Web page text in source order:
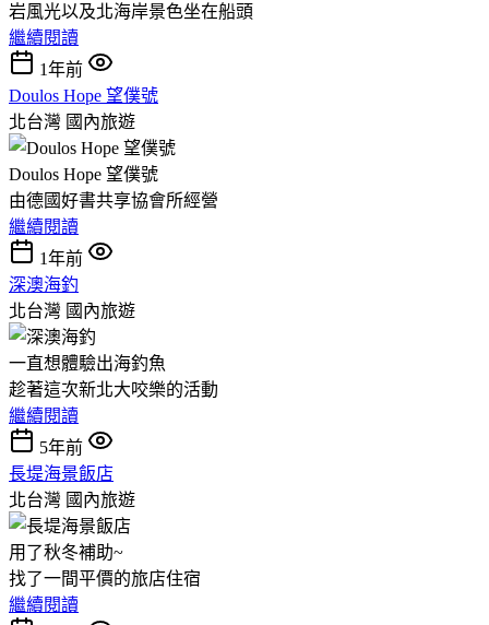
岩風光以及北海岸景色坐在船頭
繼續閱讀
1年前
Doulos Hope 望僕號
北台灣 國內旅遊
Doulos Hope 望僕號
由德國好書共享協會所經營
繼續閱讀
1年前
深澳海釣
北台灣 國內旅遊
一直想體驗出海釣魚
趁著這次新北大咬樂的活動
繼續閱讀
5年前
長堤海景飯店
北台灣 國內旅遊
用了秋冬補助~
找了一間平價的旅店住宿
繼續閱讀